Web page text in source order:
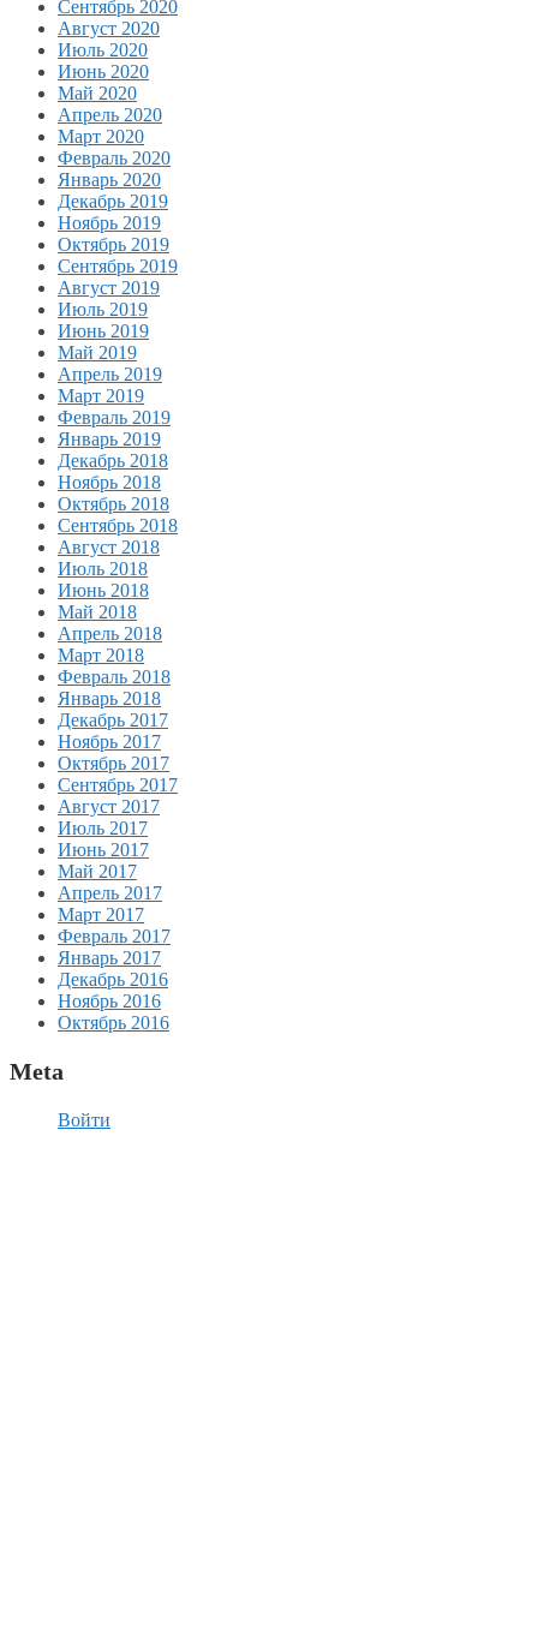
Сентябрь 2020
Август 2020
Июль 2020
Июнь 2020
Май 2020
Апрель 2020
Март 2020
Февраль 2020
Январь 2020
Декабрь 2019
Ноябрь 2019
Октябрь 2019
Сентябрь 2019
Август 2019
Июль 2019
Июнь 2019
Май 2019
Апрель 2019
Март 2019
Февраль 2019
Январь 2019
Декабрь 2018
Ноябрь 2018
Октябрь 2018
Сентябрь 2018
Август 2018
Июль 2018
Июнь 2018
Май 2018
Апрель 2018
Март 2018
Февраль 2018
Январь 2018
Декабрь 2017
Ноябрь 2017
Октябрь 2017
Сентябрь 2017
Август 2017
Июль 2017
Июнь 2017
Май 2017
Апрель 2017
Март 2017
Февраль 2017
Январь 2017
Декабрь 2016
Ноябрь 2016
Октябрь 2016
Meta
Войти